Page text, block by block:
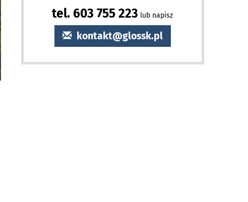
tel. 603 755 223 lub napisz
kontakt@glossk.pl